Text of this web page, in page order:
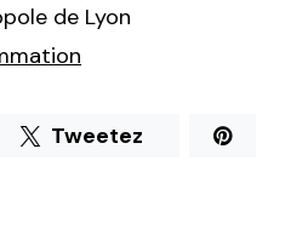
de Lyon
Tweetez